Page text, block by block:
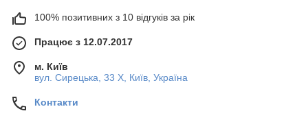
100% позитивних з 10 відгуків за рік
Працює з 12.07.2017
м. Київ
вул. Сирецька, 33 Х, Київ, Україна
Контакти